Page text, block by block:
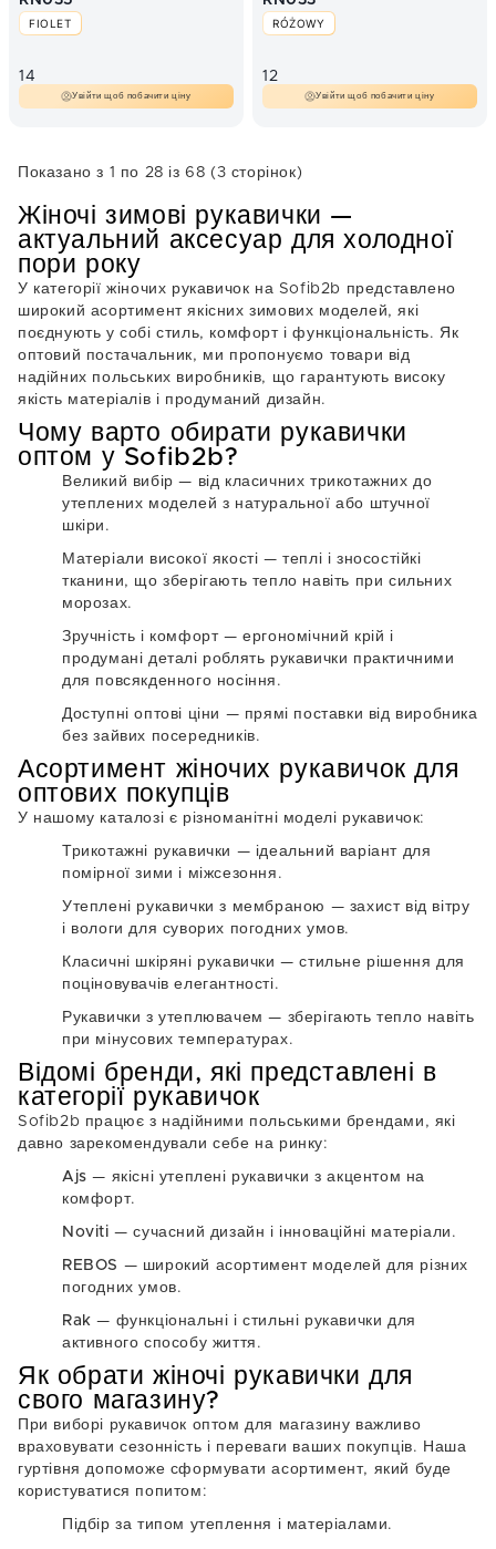
FIOLET
14
Увійти щоб побачити ціну
RÓŻOWY
12
Увійти щоб побачити ціну
Показано з 1 по 28 із 68 (3 сторінок)
Жіночі зимові рукавички —
актуальний аксесуар для холодної
пори року
У категоріїжіночих рукавичок на Sofib2b представлено
широкий асортимент якісних зимових моделей, які
поєднують у собі стиль, комфорт і функціональність. Як
оптовий постачальник, ми пропонуємо товари від
надійних польських виробників, що гарантують високу
якість матеріалів і продуманий дизайн.
Чому варто обирати рукавички
оптом у Sofib2b?
Великий вибір — від класичних трикотажних до
утеплених моделей з натуральної або штучної
шкіри.
Матеріали високої якості — теплі і зносостійкі
тканини, що зберігають тепло навіть при сильних
морозах.
Зручність і комфорт— ергономічний крій і
продумані деталі роблять рукавички практичними
для повсякденного носіння.
Доступні оптові ціни — прямі поставки від виробника
без зайвих посередників.
Асортимент жіночих рукавичок для
оптових покупців
У нашому каталозі є різноманітні моделі рукавичок:
Трикотажні рукавички — ідеальний варіант для
помірної зими і міжсезоння.
Утеплені рукавички з мембраною — захист від вітру
і вологи для суворих погодних умов.
Класичні шкіряні рукавички — стильне рішення для
поціновувачів елегантності.
Рукавички з утеплювачем — зберігають тепло навіть
при мінусових температурах.
Відомі бренди, які представлені в
категорії рукавичок
Sofib2b працює з надійними польськими брендами, які
давно зарекомендували себе на ринку:
Ajs — якісні утеплені рукавички з акцентом на
комфорт.
Noviti — сучасний дизайн і інноваційні матеріали.
REBOS — широкий асортимент моделей для різних
погодних умов.
Rak — функціональні і стильні рукавички для
активного способу життя.
Як обрати жіночі рукавички для
свого магазину?
При виборі рукавичок оптом для магазину важливо
враховувати сезонність і переваги ваших покупців. Наша
гуртівня допоможе сформувати асортимент, який буде
користуватися попитом:
Підбір за типом утеплення і матеріалами.